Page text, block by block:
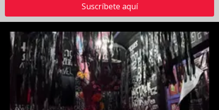
Suscríbete aquí